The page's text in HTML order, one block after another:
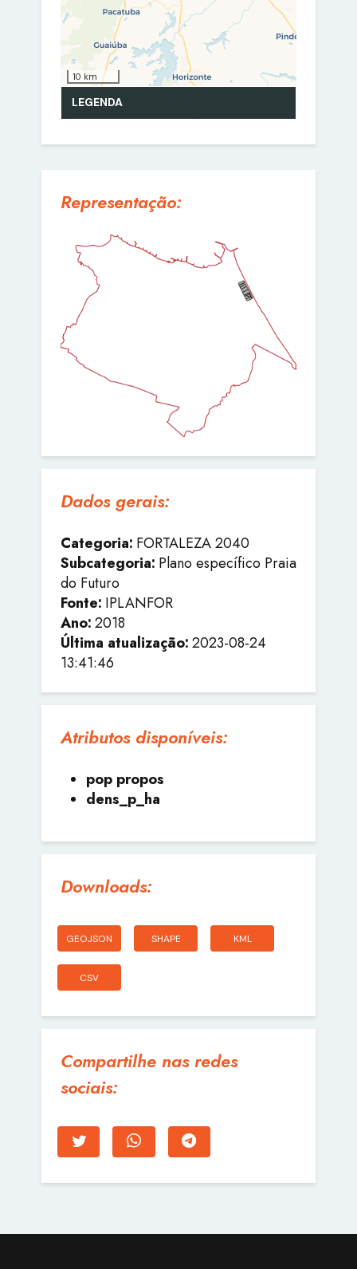
Representação:
Dados gerais:
Categoria: FORTALEZA 2040
Subcategoria: Plano específico Praia
do Futuro
Fonte: IPLANFOR
Ano:2018
Última atualização:2023-08-24
13:41:46
Atributos disponíveis:
pop propos
dens_p_ha
Downloads:
GEOJSON SHAPE KML
CSV
Compartilhe nas redes
sociais: